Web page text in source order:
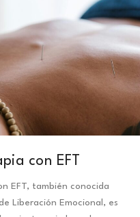
con EFT
EFT, también conocida
Liberación Emocional, es